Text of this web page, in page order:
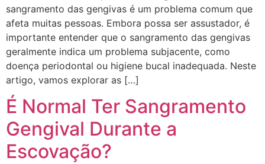
sangramento das gengivas é um problema comum que
afeta muitas pessoas. Embora possa ser assustador, é
importante entender que o sangramento das gengivas
geralmente indica um problema subjacente, como
doença periodontal ou higiene bucal inadequada. Neste
artigo, vamos explorar as […]
É Normal Ter Sangramento
Gengival Durante a
Escovação?